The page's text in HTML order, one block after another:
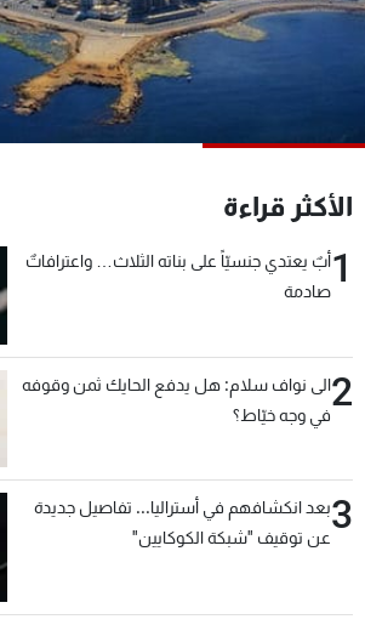
الأكثر قراءة
1أبٌ يعتدي جنسيّاً على بناته الثلاث… واعترافاتٌ
صادمة
2الى نواف سلام: هل يدفع الحايك ثمن وقوفه
في وجه خيّاط؟
3بعد انكشافهم في أستراليا... تفاصيل جديدة
عن توقيف "شبكة الكوكايين"
جدول البرامج
الإنـتـاج
سياسة الخصوصية